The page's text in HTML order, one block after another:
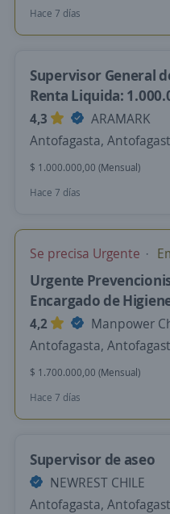
Hace 7 días
Supervisor General
Renta Liquida:
4,3
ARAMARK
Antofagasta,
$ 1.000.000,00 (Mensual)
Hace 7 días
Se precisa Urgente
Urgente
Encargado de
4,2
Manpower
Antofagasta,
$ 1.700.000,00 (Mensual)
Hace 7 días
Supervisor de aseo
NEWREST CHILE
Antofagasta,